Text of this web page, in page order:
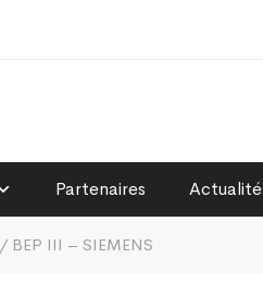
Partenaires
/ BEP III – SIEMENS